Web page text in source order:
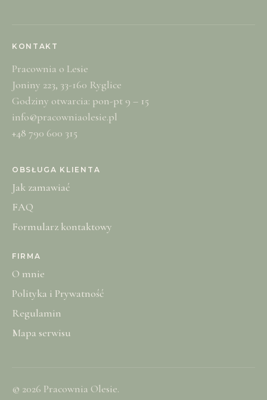
KONTAKT
Pracownia o Lesie
Joniny 223, 33-160 Ryglice
Godziny otwarcia: pon-pt 9 – 15
info@pracowniaolesie.pl
+48 790 600 315
OBSŁUGA KLIENTA
Jak zamawiać
FAQ
Formularz kontaktowy
FIRMA
O mnie
Polityka i Prywatność
Regulamin
Mapa serwisu
© 2026 Pracownia Olesie.